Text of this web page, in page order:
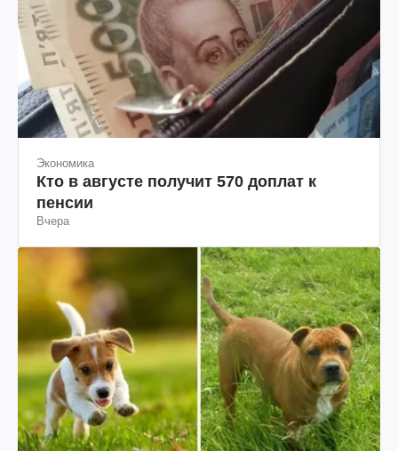
Экономика
Кто в августе получит 570 доплат к
пенсии
Вчера